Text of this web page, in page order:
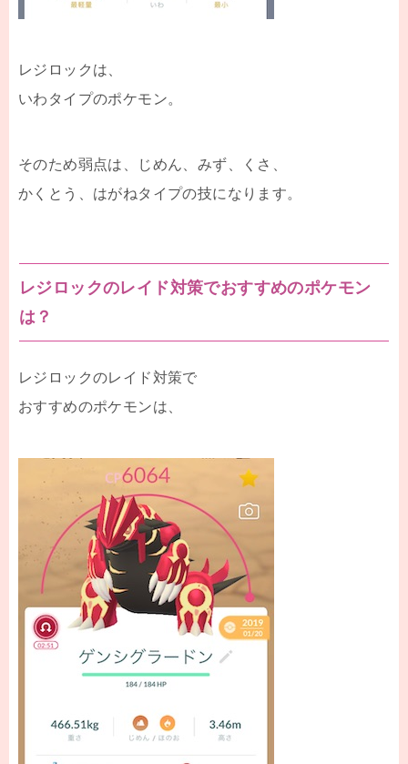
レジロックは、
いわタイプのポケモン。
そのため弱点は、じめん、みず、くさ、
かくとう、はがねタイプの技になります。
レジロックのレイド対策でおすすめのポケモン
は？
レジロックのレイド対策で
おすすめのポケモンは、